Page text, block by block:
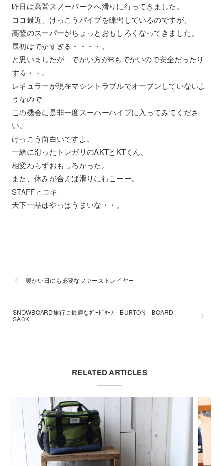
昨日は高鷲スノーパークへ滑りに行ってきました。
ココ最近、けっこうパイプを練習しているのですが、
高鷲のスーパーがちょっとおもしろくなってきました。
最初はでかすぎる・・・・。
と思いましたが、でかい方がRもでかいので安全だったり
する・・。
レギュラーが現在マシントラブルでオープンしていないよ
うなので
この機会に是非一度スーパーパイプに入ってみてくださ
い。
けっこう面白いですよ。
一緒に滑ったトンガリのAKTとKTくん。
相変わらずおもしろかった。
また、休みが合えば滑りに行こーー。
STAFFヒロキ
天下一品はやっぱうまいな・・。
暖かい日にも必要なファーストレイヤー
SNOWBOARD旅行に最適なﾎﾞｰﾄﾞｹｰｽ BURTON BOARD
SACK
RELATED ARTICLES